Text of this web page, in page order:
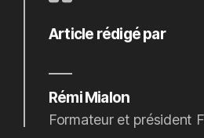
Article rédigé par
Rémi Mialon
Formateur et président